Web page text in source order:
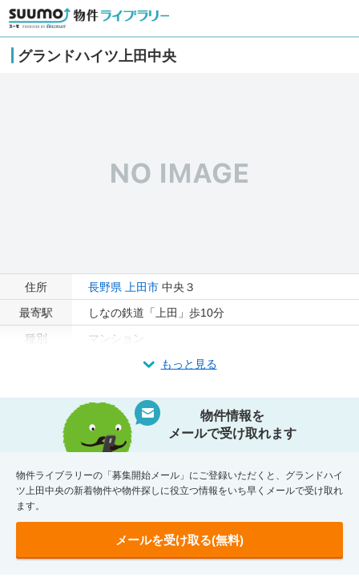
グランドハイツ上田中央
住所 長野県 上田市 中央３
最寄駅
しなの鉄道「上田」歩10分
種別
マンション
もっと見る
物件情報を
メールで受け取れます
物件ライブラリーの「募集開始メール」にご登録いただくと、グランドハイ
ツ上田中央の新着物件や物件探しに役立つ情報をいち早くメールで受け取れ
ます。
メールを受け取る(無料)